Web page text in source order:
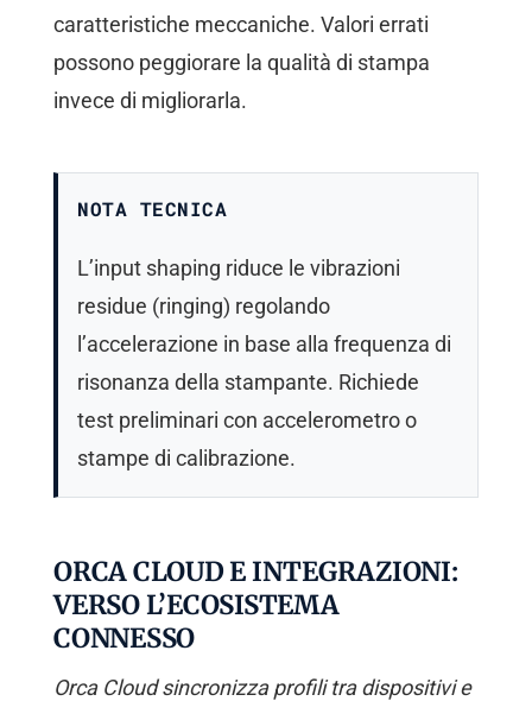
caratteristiche meccaniche. Valori errati
possono peggiorare la qualità di stampa
invece di migliorarla.
NOTA TECNICA
L’input shaping riduce le vibrazioni
residue (ringing) regolando
l’accelerazione in base alla frequenza di
risonanza della stampante. Richiede
test preliminari con accelerometro o
stampe di calibrazione.
ORCA CLOUD E INTEGRAZIONI:
VERSO L’ECOSISTEMA
CONNESSO
Orca Cloud sincronizza profili tra dispositivi e